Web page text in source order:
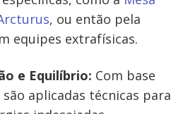
, ou então pela
equipes extrafísicas.
e Equilíbrio: Com base
são aplicadas técnicas para